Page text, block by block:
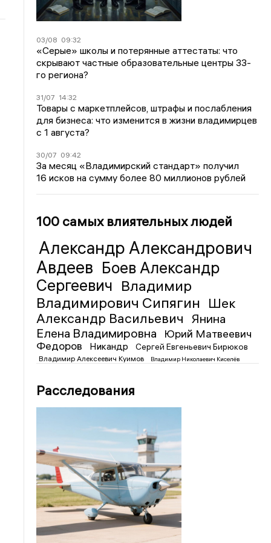
03/08 09:32
«Серые» школы и потерянные аттестаты: что
скрывают частные образовательные центры 33-
го региона?
31/07 14:32
Товары с маркетплейсов, штрафы и послабления
для бизнеса: что изменится в жизни владимирцев
с 1 августа?
30/07 09:42
За месяц «Владимирский стандарт» получил
16 исков на сумму более 80 миллионов рублей
100 самых влиятельных людей
Александр Александрович
Авдеев Боев Александр
Сергеевич Владимир
Владимирович Сипягин Шек
Александр Васильевич
Янина
Елена Владимировна
Юрий Матвеевич
Федоров
Никандр Сергей Евгеньевич Бирюков
Владимир Алексеевич Куимов Владимир Николаевич Киселёв
Расследования